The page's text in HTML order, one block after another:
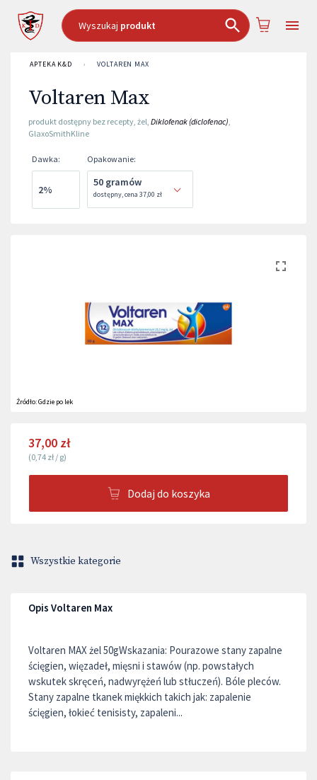
Wyszukaj produkt
APTEKA K&D › VOLTAREN MAX
Voltaren Max
produkt dostępny bez recepty, żel, Diklofenak (diclofenac),
GlaxoSmithKline
Dawka:
2%
Opakowanie:
50 gramów
dostępny,cena 37,00 zł
Źródło:Gdzie po lek
37,00 zł
(0,74 zł / g)
Dodaj do koszyka
Wszystkie kategorie
Opis Voltaren Max
Voltaren MAX żel 50gWskazania: Pourazowe stany zapalne
ścięgien, więzadeł, mięsni i stawów (np. powstałych
wskutek skręceń, nadwyrężeń lub stłuczeń). Bóle pleców.
Stany zapalne tkanek miękkich takich jak: zapalenie
ścięgien, łokieć tenisisty, zapaleni...